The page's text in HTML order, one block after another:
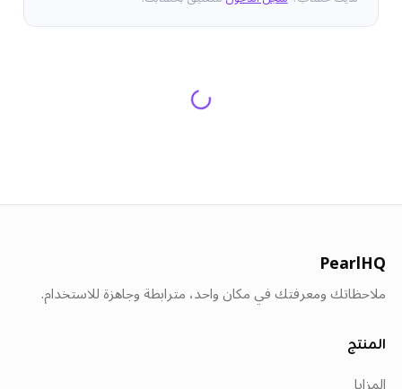
PearlHQ
ملاحظاتك ومعرفتك في مكان واحد، مترابطة وجاهزة للاستخدام.
المنتج